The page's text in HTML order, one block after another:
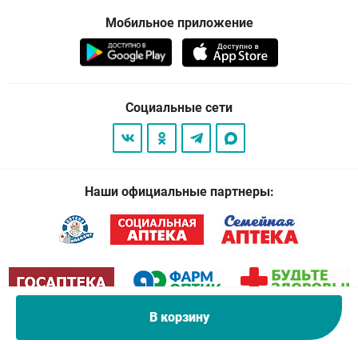
В корзину
Мобильное приложение
Социальные сети
Наши официальные партнеры: